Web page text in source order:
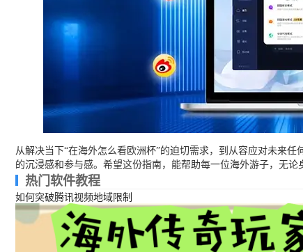
从解决当下“在海外怎么看欧洲杯”的迫切需求，到从容应对未来
的沉浸感和参与感。希望这份指南，能帮助每一位海外游子，无
热门软件教程
如何突破腾讯视频地域限制